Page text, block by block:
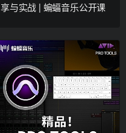
享与实战 | 蝙蝠音乐公开课